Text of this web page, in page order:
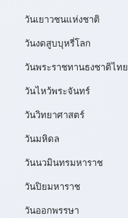
วันเยาวชนแห่งชาติ
วันงดสูบบุหรี่โลก
วันพระราชทานธงชาติไทย
วันไหว้พระจันทร์​
วันวิทยาศาสตร์
วันมหิดล
วันนวมินทรมหาราช
วันปิยมหาราช
วันออกพรรษา